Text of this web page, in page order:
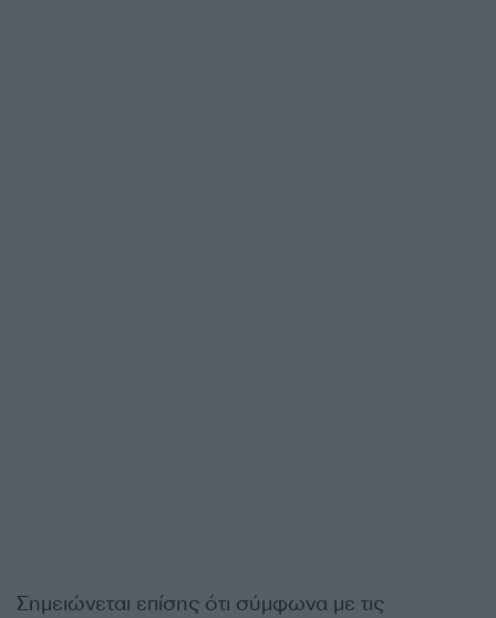
Σημειώνεται επίσης ότι σύμφωνα με τις